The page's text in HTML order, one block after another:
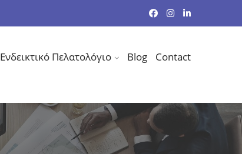
Ενδεικτικό Πελατολόγιο Blog Contact